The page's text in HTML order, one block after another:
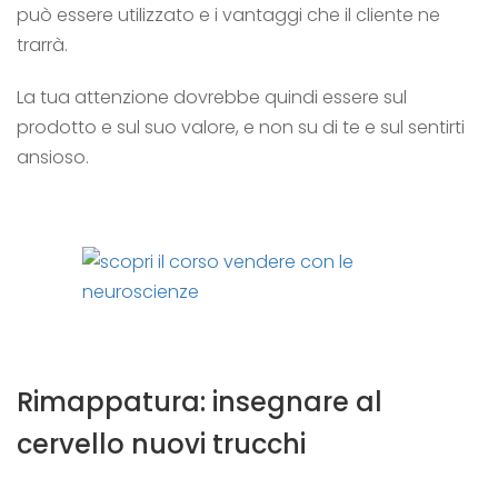
può essere utilizzato e i vantaggi che il cliente ne
trarrà.
La tua attenzione dovrebbe quindi essere sul
prodotto e sul suo valore, e non su di te e sul sentirti
ansioso.
Rimappatura: insegnare al
cervello nuovi trucchi